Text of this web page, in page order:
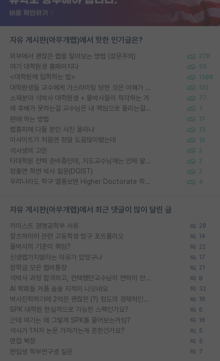
자유 게시판(아무개랩)에서 핫한 인기글은?
외부에서 괜찮은 랩을 알아보는 방법 (장문주의) 278
여기 대학원생 홈페이지다 59
<대학원에 입학하는 법> 1388
대학원생들 교수에게 가스라이팅 당한 것은 이해가 갑니다. 안타깝네요. 120
소재분야 석박사 대학원생 + 물박사들이 착각하는 거 77
왜 후배가 못하는걸 교수님은 내 책임으로 돌리는걸까요? 7
편애 하는 방법 17
랩홈피에 다들 본인 사진 올리냐 13
이사이트가 처음엔 정말 도움많이됐는데 16
석사생의 고민 2
타대학원 컨텍 준비중인데, 지도교수님께는 언제 말씀드려야 할까요? 2
정출연 학연 박사 질문(DGIST) 2
우리나라도 학구 열풍보면 Higher Doctorate 학위가 필요하다고 봅니다. 4
자유 게시판(아무개랩)에서 최근 댓글이 많이 달린 글
카이스트 경영공학부 서류 28
알츠하이머 관련 고등학생 탐구 포트폴리오 14
물박사의 기준이 뭐임? 22
신생랩가지말라는 이유가 있었구나 17
장학금 모은 랩비통장 21
석박사 과정 합격하고, 컨택했던교수님이 연락이 안됩니다... 8
AI 학회들 거품 슬슬 지적이 나오네요 32
박사진학하기에 2억은 괜찮은 (?) 정도의 경제력인가요 16
SPK 대학원 현실적으로 가능한 스펙인가요? 6
근데 여기는 왜 그렇게 SPK를 물어보는거임? 16
석사가 1저자 논문 가져가는게 흔한건가요? 5
면접 복장 5
편입생 학부연구생 질문 7